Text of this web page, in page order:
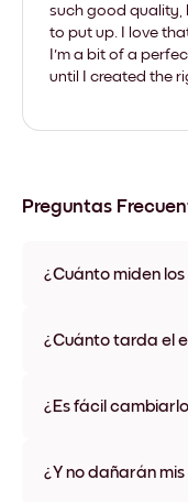
such good quality,
to put up. I love
I'm a bit of a
until I created the
Preguntas
¿Cuánto miden
varios materiales y
¿Cuánto tarda el
disponibles en
¿Es fácil
ningún daño
¿Y no dañarán